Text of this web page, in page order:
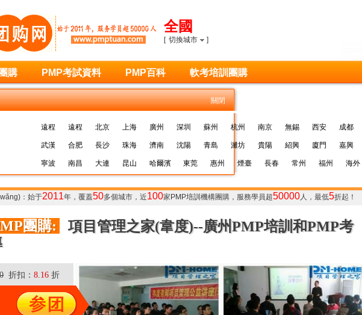
全國
[ 切換城市 ]
購 PMP考試資料 PMP百科 軟考培訓團購
關閉
遠程 遠程 北京 上海 廣州 深圳 蘇州 杭州 南京 無錫 西安 成都
武漢 合肥 長沙 珠海 濟南 沈陽 青島 濰坊 貴陽 紹興 廈門 嘉興
寧波 南昌 大連 昆山 哈爾濱 東莞 惠州 煙臺 長春 常州 福州 海外
：始于2011年，覆蓋50多個城市，近100家 PMP培訓 機構團購，服務學員超50000人，最低5折起！
團購:
項目管理之家(韋度)--廣州PMP培訓和PMP考
折扣： 8.16 折